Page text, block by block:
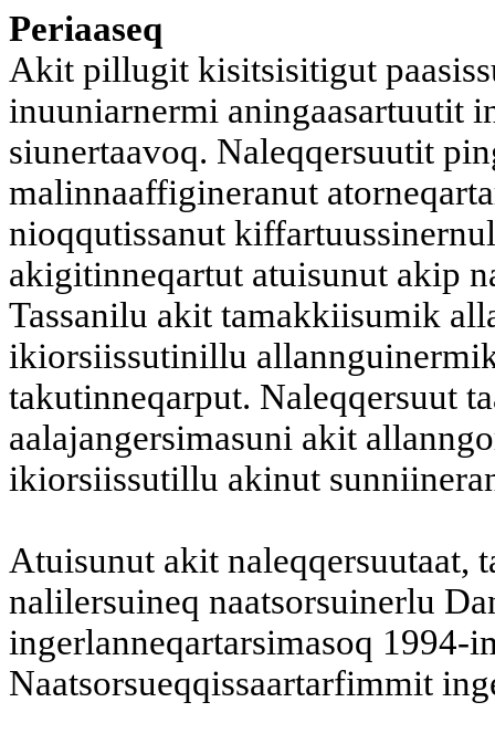
Periaaseq
Akit pillugit kisitsisitigut
inuuniarnermi aningaasartuutit
siunertaavoq. Naleqqersuutit
malinnaaffigineranut
nioqqutissanut
akigitinneqartut atuisunut akip
Tassanilu akit tamakkiisumik
ikiorsiissutinillu
takutinneqarput. Naleqqersuut
aalajangersimasuni akit
ikiorsiissutillu akinut
Atuisunut akit naleqqersuutaat,
nalilersuineq naatsorsuinerlu
ingerlanneqartarsimasoq 1994-
Naatsorsueqqissaartarfimmit